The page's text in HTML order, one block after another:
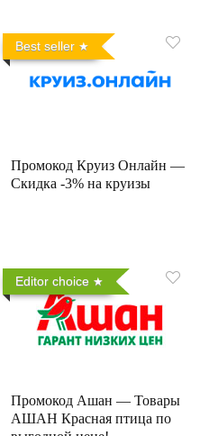
Best seller
Промокод Круиз Онлайн —
Скидка -3% на круизы
Editor choice
Промокод Ашан — Товары
АШАН Красная птица по